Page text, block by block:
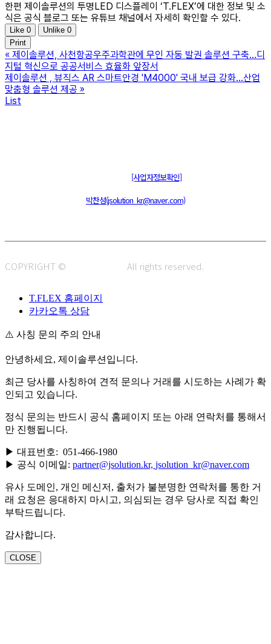
한편 제이솔루션의 투명LED 디스플레이 ‘T.FLEX’에 대한 정보 및 소
식은 공식 블로그 또는 유튜브 채널에서 자세히 확인할 수 있다.
Like 0 Unlike 0
Print
« 제이솔루션, 사천항공우주과학관에 무인 자동 발권 솔루션 구축...디
지털 혁신으로 공공서비스 효율화 앞장서
제이솔루션 , 뷰직스 AR 스마트안경 'M4000' 국내 보급 강화…산업
맞춤형 솔루션 제공 »
List
[사업자정보확인]
박찬성(jsolution_kr@naver.com)
COPYRIGHT © All rights reserved.
T.FLEX 홈페이지
카카오톡 상담
⚠️ 사칭 문의 주의 안내
안녕하세요, 제이솔루션입니다.
최근 당사를 사칭하여 견적 문의나 거래를 시도하는 사례가 확
인되고 있습니다.
정식 문의는 반드시 공식 홈페이지 또는 아래 연락처를 통해서
만 진행됩니다.
▶ 대표번호: 051-466-1980
▶ 공식 이메일: partner@jsolution.kr, jsolution_kr@naver.com
유사 도메인, 개인 메신저, 출처가 불분명한 연락처를 통한 거
래 요청은 응대하지 마시고, 의심되는 경우 당사로 직접 확인
부탁드립니다.
감사합니다.
CLOSE